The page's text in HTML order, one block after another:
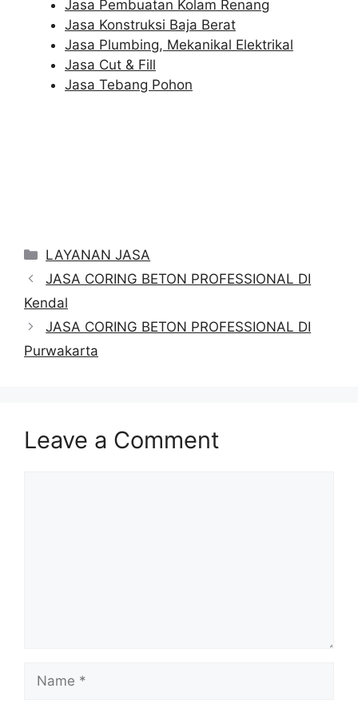
Jasa Pembuatan Kolam Renang
Jasa Konstruksi Baja Berat
Jasa Plumbing, Mekanikal Elektrikal
Jasa Cut & Fill
Jasa Tebang Pohon
Categories
LAYANAN JASA
JASA CORING BETON PROFESSIONAL DI
Kendal
JASA CORING BETON PROFESSIONAL DI
Purwakarta
Leave a Comment
Name